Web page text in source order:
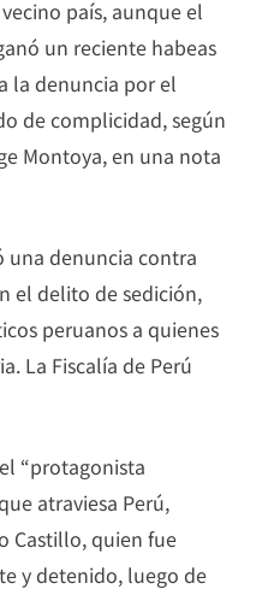
país, aunque el
un reciente habeas
la denuncia por el
de complicidad, según
Montoya, en una nota
una denuncia contra
el delito de sedición,
peruanos a quienes
La Fiscalía de Perú
“protagonista
atraviesa Perú,
Castillo, quien fue
y detenido, luego de